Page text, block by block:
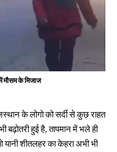
मौसम के मिजाज
के लोगो को सर्दी से कुछ राहत
बढ़ोतरी हुई है, तापमान में भले ही
शीतलहर का केहरा अभी भी